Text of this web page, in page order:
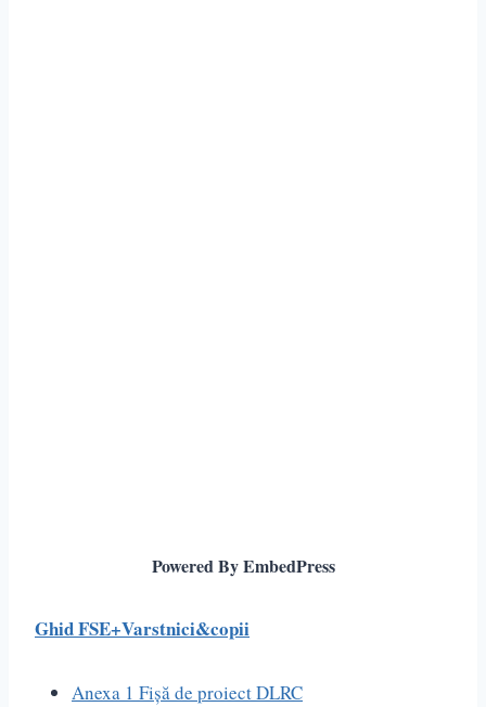
Powered By EmbedPress
Ghid FSE+Varstnici&copii
Anexa 1 Fișă de proiect DLRC